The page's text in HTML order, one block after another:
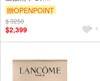
贈OPENPOINT
訂單滿 2000 元折抵 100元
（運費不算在 2000 元的範圍
內）
$ 3250
$2,399